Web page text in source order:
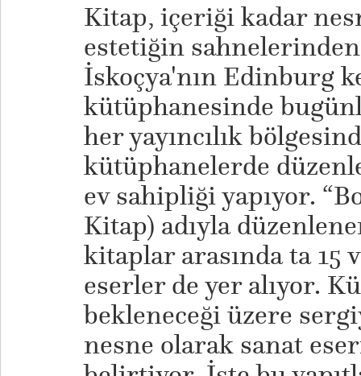
Kitap, içeriği kadar
estetiğin
İskoçya'nın Edinburg
kütüphanesinde
her yayıncılık
kütüphanelerde
ev sahipliği yapıyor.
Kitap) adıyla
kitaplar arasında ta 15
eserler de yer alıyor.
bekleneceği üzere
nesne olarak sanat